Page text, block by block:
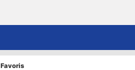
Favoris